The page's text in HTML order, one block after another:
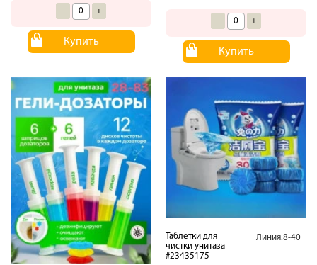
- +
Купить
- +
Купить
Таблетки для
чистки унитаза
#23435175
Линия.8-40